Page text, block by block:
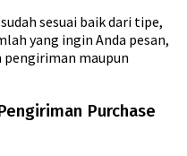
sesuai baik dari tipe,
yang ingin Anda pesan,
pengiriman maupun
Purchase